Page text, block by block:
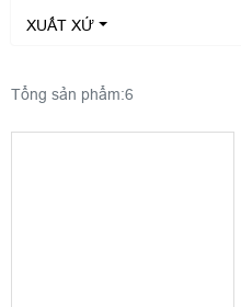
XUẤT XỨ
Tổng sản phẩm:6